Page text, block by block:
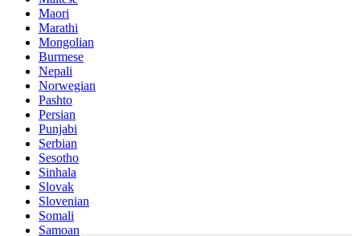
Maori
Marathi
Mongolian
Burmese
Nepali
Norwegian
Pashto
Persian
Punjabi
Serbian
Sesotho
Sinhala
Slovak
Slovenian
Somali
Samoan